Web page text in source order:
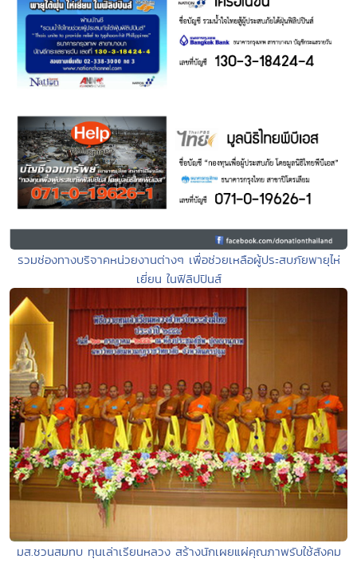
รวมช่องทางบริจาคหน่วยงานต่างๆ เพื่อช่วยเหลือผู้ประสบภัยพายุไห่
เยี่ยน ในฟิลิปปินส์
มส.ชวนสมทบ ทุนเล่าเรียนหลวง สร้างนักเผยแผ่คุณภาพรับใช้สังคม